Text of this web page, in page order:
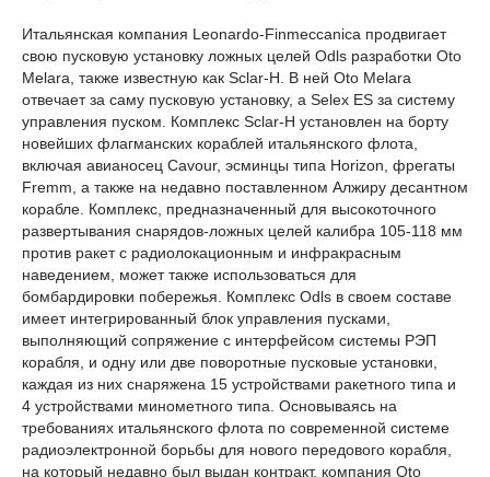
Итальянская компания Leonardo-Finmeccanica продвигает
свою пусковую установку ложных целей Odls разработки Oto
Melara, также известную как Sclar-H. В ней Oto Melara
отвечает за саму пусковую установку, а Selex ES за систему
управления пуском. Комплекс Sclar-H установлен на борту
новейших флагманских кораблей итальянского флота,
включая авианосец Cavour, эсминцы типа Horizon, фрегаты
Fremm, а также на недавно поставленном Алжиру десантном
корабле. Комплекс, предназначенный для высокоточного
развертывания снарядов-ложных целей калибра 105-118 мм
против ракет с радиолокационным и инфракрасным
наведением, может также использоваться для
бомбардировки побережья. Комплекс Odls в своем составе
имеет интегрированный блок управления пусками,
выполняющий сопряжение с интерфейсом системы РЭП
корабля, и одну или две поворотные пусковые установки,
каждая из них снаряжена 15 устройствами ракетного типа и
4 устройствами минометного типа. Основываясь на
требованиях итальянского флота по современной системе
радиоэлектронной борьбы для нового передового корабля,
на который недавно был выдан контракт, компания Oto